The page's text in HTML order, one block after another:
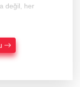
her